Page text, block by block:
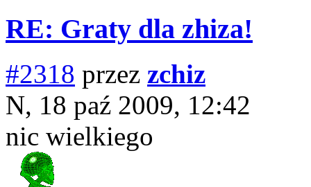
RE: Graty dla zhiza!
#2318 przez zchiz
N, 18 paź 2009, 12:42
nic wielkiego